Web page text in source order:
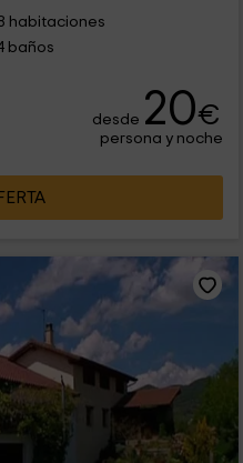
habitaciones
baños
desde 20€
persona y noche